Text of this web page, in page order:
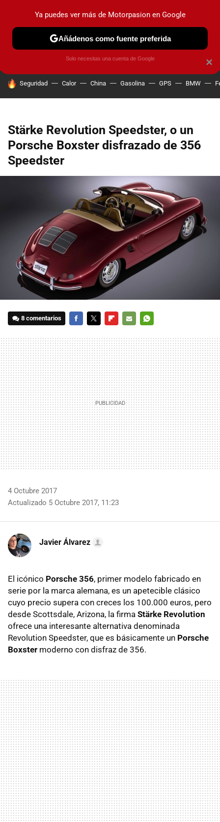
PRUEBAS COCHES ELÉCTRICOS OBSERVATORIO
HOY SE HABLA DE
Seguridad Calor China Gasolina GPS BMW
Stärke Revolution Speedster, o un
Porsche Boxster disfrazado de 356
Speedster
8 comentarios
MAIL
4 Octubre 2017
Actualizado 5 Octubre 2017, 11:23
Javier Álvarez
El icónico Porsche 356, primer modelo fabricado en
serie por la marca alemana, es un apetecible clásico
cuyo precio supera con creces los 100.000 euros, pero
desde Scottsdale, Arizona, la firma Stärke Revolution
ofrece una interesante alternativa denominada
Revolution Speedster, que es básicamente un Porsche
Boxster moderno con disfraz de 356.
×
Ya puedes ver más de Motorpasion en Google
Añádenos como fuente preferida
Solo necesitas una cuenta de Google